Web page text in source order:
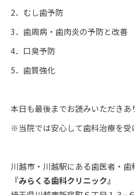
2．むし歯予防
3．歯周病・歯肉炎の予防と改善
4．口臭予防
5．歯質強化
本日も最後までお読みいただきあ
※当院では安心して歯科治療を受
川越市・川越駅にある歯医者・歯
『みらくる歯科クリニック』